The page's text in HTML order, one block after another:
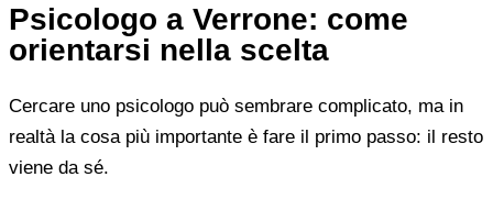
Psicologo a Verrone: come
orientarsi nella scelta
Cercare uno psicologo può sembrare complicato, ma in
realtà la cosa più importante è fare il primo passo: il resto
viene da sé.